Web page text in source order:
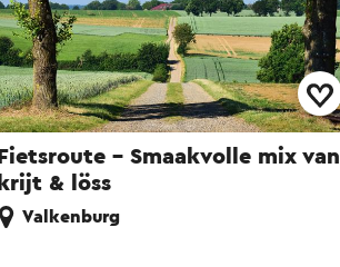
Fietsroute - Smaakvolle mix van
krijt & löss
Valkenburg